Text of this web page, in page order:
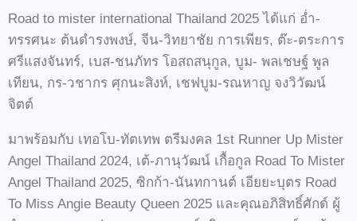
Road to mister international Thailand 2025 ได้แก่ อ่ำ-
ทรรศนะ ต้นดำรงพงษ์, จีน-วิทยาชัย การเพียร, ต๊ะ-ตระการ
ศรีแสงจันทร์, เบส-ชนภัทร โอสถสนุกูล, บูม- พลเชษฐ์ พูล
เทียน, กร-วชากร ศุกนะสิงห์, เชฟบูม-รณหาญ จงวิวัฒน์
จิตต์
มาพร้อมกับ เทอโบ-ทัตเทพ ตรีมงคล 1st Runner Up Mister
Angel Thailand 2024, เต้-ภานุวัฒน์ เกื้อกูล Road To Mister
Angel Thailand 2025, ซิกก้า-นันทกานต์ เอียยะบุตร Road
To Miss Angie Beauty Queen 2025 และคุณอภิสิทธิ์ศักด์ ผู้